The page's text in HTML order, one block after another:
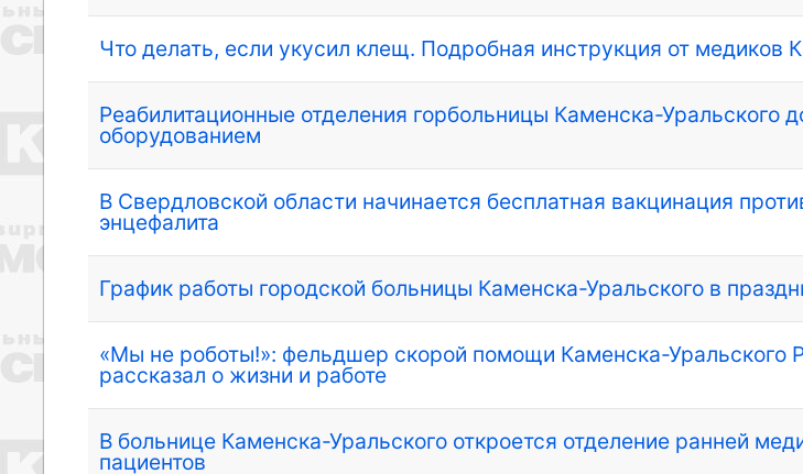
Что делать, если укусил клещ. Подробная инструкция от медиков
Реабилитационные отделения горбольницы Каменска-Уральского
оборудованием
В Свердловской области начинается бесплатная вакцинация
энцефалита
График работы городской больницы Каменска-Уральского в
«Мы не роботы!»: фельдшер скорой помощи Каменска-Уральского
рассказал о жизни и работе
В больнице Каменска-Уральского откроется отделение ранней
пациентов